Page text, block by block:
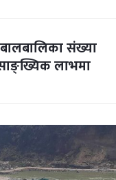
संख्या
लाभमा